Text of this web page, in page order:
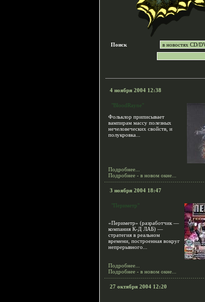
Поиск
4 ноября 2004 12:38
"BloodRayne"
Фольклор приписывает
вампирам массу полезных
нечеловеческих свойств, и
полукровка...
Подробнее...
Подробнее - в новом окне...
3 ноября 2004 18:47
"Периметр"
«Периметр» (разработчик —
компания К-Д ЛАБ) —
стратегия в реальном
времени, построенная вокруг
непрерывного...
Подробнее...
Подробнее - в новом окне...
27 октября 2004 12:20